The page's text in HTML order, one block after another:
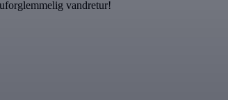
vandretur!